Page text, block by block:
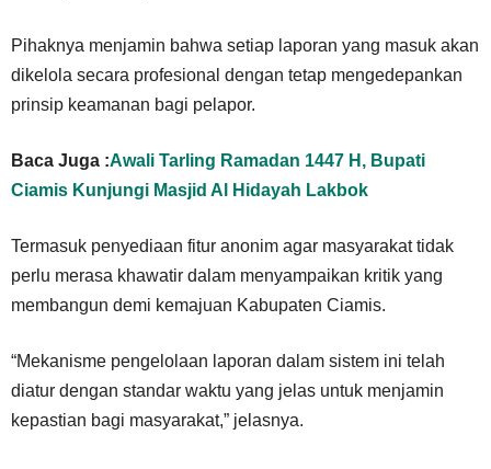
Pihaknya menjamin bahwa setiap laporan yang masuk akan
dikelola secara profesional dengan tetap mengedepankan
prinsip keamanan bagi pelapor.
Baca Juga :Awali Tarling Ramadan 1447 H, Bupati
Ciamis Kunjungi Masjid Al Hidayah Lakbok
Termasuk penyediaan fitur anonim agar masyarakat tidak
perlu merasa khawatir dalam menyampaikan kritik yang
membangun demi kemajuan Kabupaten Ciamis.
“Mekanisme pengelolaan laporan dalam sistem ini telah
diatur dengan standar waktu yang jelas untuk menjamin
kepastian bagi masyarakat,” jelasnya.